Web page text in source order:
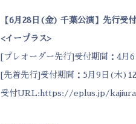
【6月 28日 (金) 千葉公演】先行受
<イープラス>
[プレオーダー先行]受付期間：4
[先着先行]受付期間：5月9日(木
受付URL: https://eplus.jp/